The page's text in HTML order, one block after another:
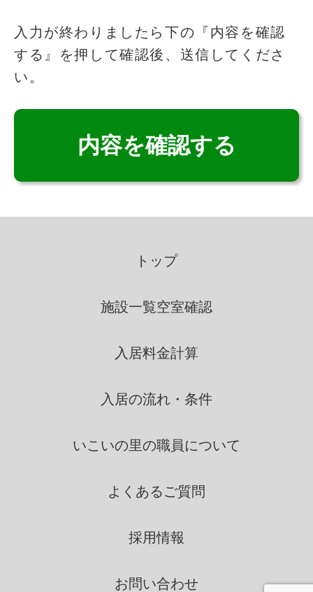
個人情報の取得
致します。
個人情報の利用
の際に示した利用目的の範囲
者間との間で共同利用し、ま
者に依託する場合には、当該
第三者につき厳正な調査を行
ために、適正な監督を行いま
このフィールドは空のままにしてください
入力が終わりましたら下の『内容を確認
する』を押して確認後、送信してくださ
い。
トップ
施設一覧空室確認
入居料金計算
入居の流れ・条件
いこいの里の職員について
よくあるご質問
採用情報
お問い合わせ